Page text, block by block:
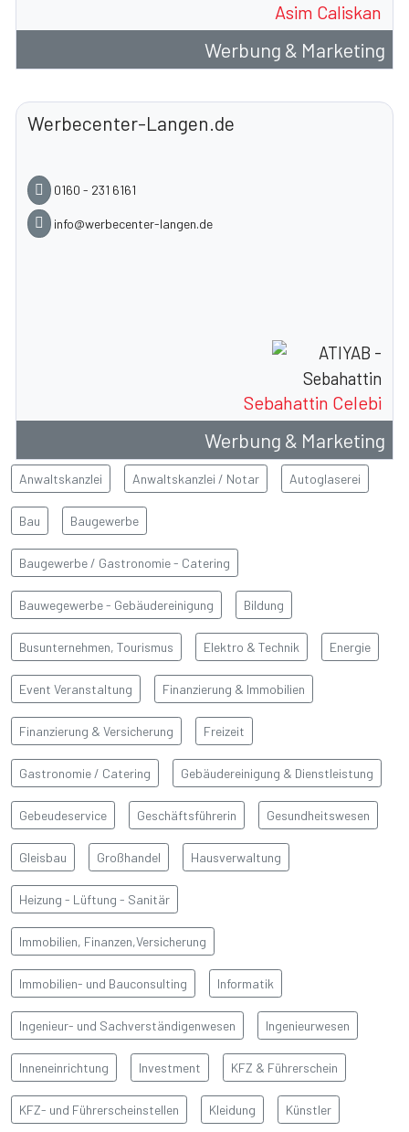
Asim Caliskan
Werbung & Marketing
Werbecenter-Langen.de
0160 - 231 6161
info@werbecenter-langen.de
Sebahattin Celebi
Werbung & Marketing
Anwaltskanzlei Anwaltskanzlei / Notar Autoglaserei
Bau Baugewerbe
Baugewerbe / Gastronomie - Catering
Bauwegewerbe - Gebäudereinigung Bildung
Busunternehmen, Tourismus Elektro & Technik Energie
Event Veranstaltung Finanzierung & Immobilien
Finanzierung & Versicherung Freizeit
Gastronomie / Catering Gebäudereinigung & Dienstleistung
Gebeudeservice Geschäftsführerin Gesundheitswesen
Gleisbau Großhandel Hausverwaltung
Heizung - Lüftung - Sanitär
Immobilien, Finanzen,Versicherung
Immobilien- und Bauconsulting Informatik
Ingenieur- und Sachverständigenwesen Ingenieurwesen
Inneneinrichtung Investment KFZ & Führerschein
KFZ- und Führerscheinstellen Kleidung Künstler
BAŞLIK
Detay yazı